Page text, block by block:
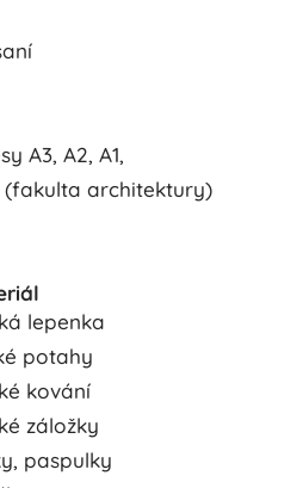
A3, A2, A1,
(fakulta architektury)
lepenka
potahy
kování
záložky
paspulky